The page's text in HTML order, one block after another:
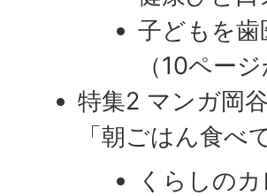
子どもを
（10ペー
特集2 マンガ岡
「朝ごはん食べ
くらしの